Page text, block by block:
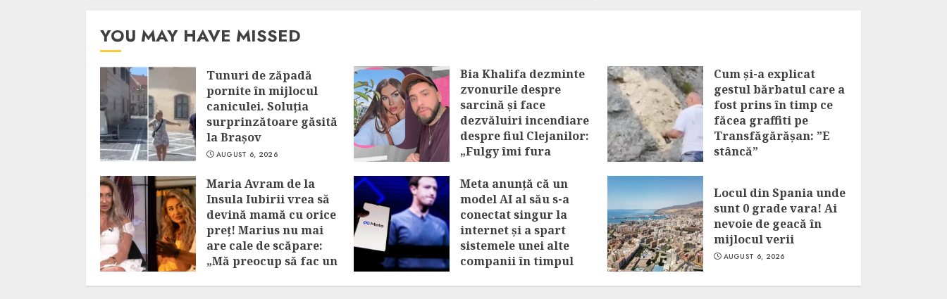
YOU MAY HAVE MISSED
Tunuri de zăpadă
pornite în mijlocul
caniculei. Soluția
surprinzătoare găsită
la Brașov
AUGUST 6, 2026
Bia Khalifa dezminte
zvonurile despre
sarcină și face
dezvăluiri incendiare
despre fiul Clejanilor:
„Fulgy îmi fura
AUGUST 6, 2026
Cum și-a explicat
gestul bărbatul care a
fost prins în timp ce
făcea graffiti pe
Transfăgărășan: ”E
stâncă”
Maria Avram de la
Insula Iubirii vrea să
devină mamă cu orice
preț! Marius nu mai
are cale de scăpare:
„Mă preocup să fac un
Meta anunță că un
model AI al său s-a
conectat singur la
internet și a spart
sistemele unei alte
companii în timpul
Locul din Spania unde
sunt 0 grade vara! Ai
nevoie de geacă în
mijlocul verii
AUGUST 6, 2026